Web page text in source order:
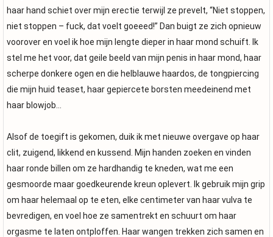
haar hand schiet over mijn erectie terwijl ze prevelt, “Niet stoppen,
niet stoppen – fuck, dat voelt goeeed!” Dan buigt ze zich opnieuw
voorover en voel ik hoe mijn lengte dieper in haar mond schuift. Ik
stel me het voor, dat geile beeld van mijn penis in haar mond, haar
scherpe donkere ogen en die helblauwe haardos, de tongpiercing
die mijn huid teaset, haar gepiercete borsten meedeinend met
haar blowjob…
Alsof de toegift is gekomen, duik ik met nieuwe overgave op haar
clit, zuigend, likkend en kussend. Mijn handen zoeken en vinden
haar ronde billen om ze hardhandig te kneden, wat me een
gesmoorde maar goedkeurende kreun oplevert. Ik gebruik mijn grip
om haar helemaal op te eten, elke centimeter van haar vulva te
bevredigen, en voel hoe ze samentrekt en schuurt om haar
orgasme te laten ontploffen. Haar wangen trekken zich samen en